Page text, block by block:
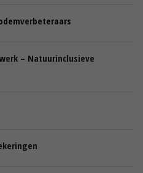
– Natuurinclusieve